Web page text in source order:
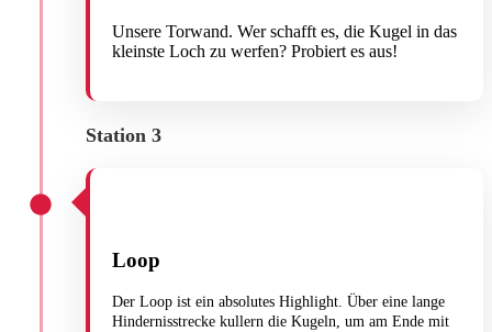
Unsere Torwand. Wer schafft es, die Kugel in das
kleinste Loch zu werfen? Probiert es aus!
Station 3
Loop
Der Loop ist ein absolutes Highlight. Über eine lange
Hindernisstrecke kullern die Kugeln, um am Ende mit